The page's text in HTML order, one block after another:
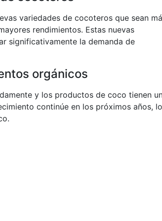
variedades de cocoteros que sean
rendimientos. Estas nuevas
significativamente la demanda de
orgánicos
y los productos de coco tienen
continúe en los próximos años, lo